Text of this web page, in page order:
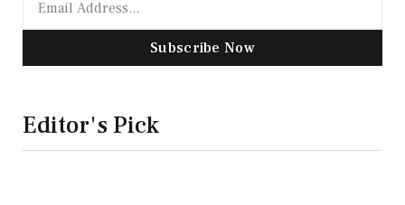
Subscribe Now
Editor's Pick